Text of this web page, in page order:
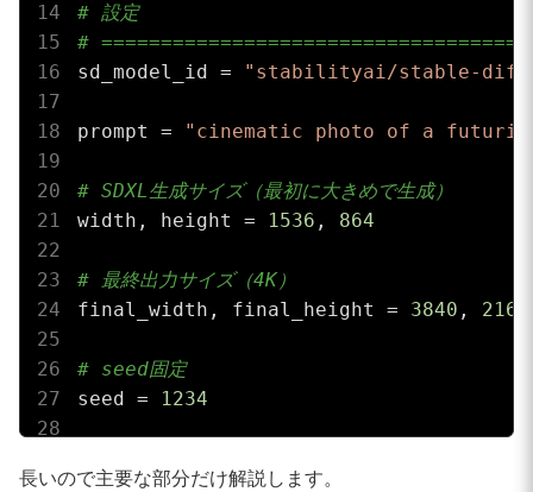
# 設定
#
sd_model_id =
"stabilityai/stable-
prompt = "cinematic photo of a
# SDXL生成サイズ（最初に大きめで生成）
width, height =
1536 , 864
# 最終出力サイズ（4K）
final_width, final_height = 3840 , 2160
# seed固定
seed =
1234
長いので主要な部分だけ解説します。